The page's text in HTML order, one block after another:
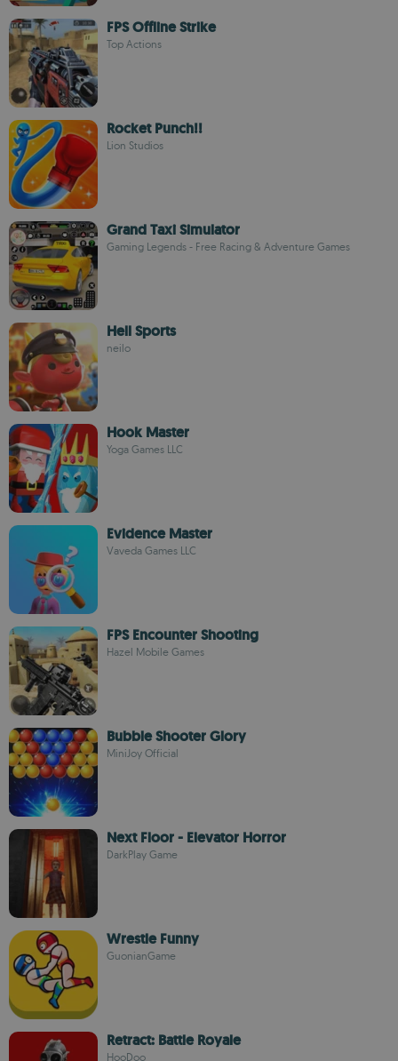
FPS Offline Strike
Top Actions
Rocket Punch!!
Lion Studios
Grand Taxi Simulator
Gaming Legends - Free Racing & Adventure Games
Hell Sports
neilo
Hook Master
Yoga Games LLC
Evidence Master
Vaveda Games LLC
FPS Encounter Shooting
Hazel Mobile Games
Bubble Shooter Glory
MiniJoy Official
Next Floor - Elevator Horror
DarkPlay Game
Wrestle Funny
GuonianGame
Retract: Battle Royale
HooDoo